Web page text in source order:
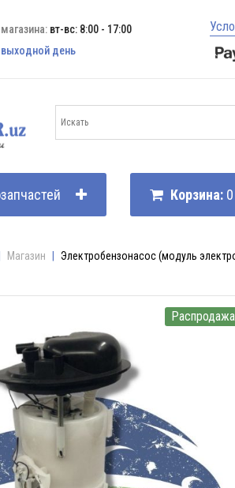
вт-вс: 8:00 - 17:00
день
Корзина:
Магазин Электробензонасос (модуль